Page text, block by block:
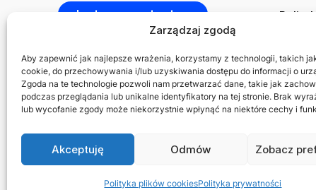
Zarządzaj zgodą
Aby zapewnić jak najlepsze wrażenia, korzystamy z technologii, takich
cookie, do przechowywania i/lub uzyskiwania dostępu do informacji o
Zgoda na te technologie pozwoli nam przetwarzać dane, takie jak
podczas przeglądania lub unikalne identyfikatory na tej stronie. Brak
lub wycofanie zgody może niekorzystnie wpłynąć na niektóre cechy i
Akceptuję Odmów Zobacz
Polityka plików cookiesPolityka prywatności
Jestem asystentem
© 2026 Asystuje.pl